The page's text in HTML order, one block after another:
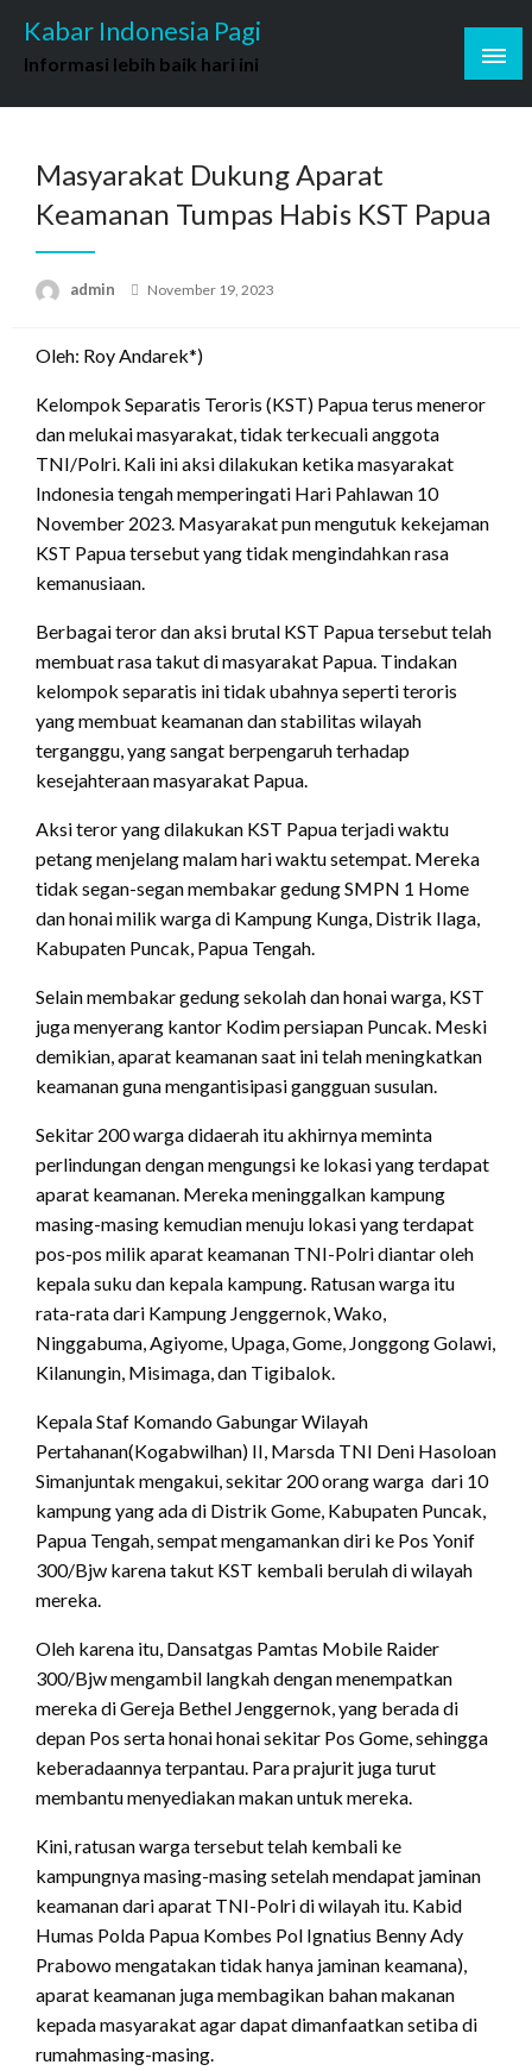
content
Kabar Indonesia Pagi
Informasi lebih baik hari ini
Masyarakat Dukung Aparat
Keamanan Tumpas Habis KST Papua
admin
Posted
November 19, 2023
Oleh: Roy Andarek*)
Kelompok Separatis Teroris (KST) Papua terus meneror
dan melukai masyarakat, tidak terkecuali anggota
TNI/Polri. Kali ini aksi dilakukan ketika masyarakat
Indonesia tengah memperingati Hari Pahlawan 10
November 2023. Masyarakat pun mengutuk kekejaman
KST Papua tersebut yang tidak mengindahkan rasa
kemanusiaan.
Berbagai teror dan aksi brutal KST Papua tersebut telah
membuat rasa takut di masyarakat Papua. Tindakan
kelompok separatis ini tidak ubahnya seperti teroris
yang membuat keamanan dan stabilitas wilayah
terganggu, yang sangat berpengaruh terhadap
kesejahteraan masyarakat Papua.
Aksi teror yang dilakukan KST Papua terjadi waktu
petang menjelang malam hari waktu setempat. Mereka
tidak segan-segan membakar gedung SMPN 1 Home
dan honai milik warga di Kampung Kunga, Distrik Ilaga,
Kabupaten Puncak, Papua Tengah.
Selain membakar gedung sekolah dan honai warga, KST
juga menyerang kantor Kodim persiapan Puncak. Meski
demikian, aparat keamanan saat ini telah meningkatkan
keamanan guna mengantisipasi gangguan susulan.
Sekitar 200 warga didaerah itu akhirnya meminta
perlindungan dengan mengungsi ke lokasi yang terdapat
aparat keamanan. Mereka meninggalkan kampung
masing-masing kemudian menuju lokasi yang terdapat
pos-pos milik aparat keamanan TNI-Polri diantar oleh
kepala suku dan kepala kampung. Ratusan warga itu
rata-rata dari Kampung Jenggernok, Wako,
Ninggabuma, Agiyome, Upaga, Gome, Jonggong Golawi,
Kilanungin, Misimaga, dan Tigibalok.
Kepala Staf Komando Gabungar Wilayah
Pertahanan(Kogabwilhan) II, Marsda TNI Deni Hasoloan
Simanjuntak mengakui, sekitar 200 orang warga dari 10
kampung yang ada di Distrik Gome, Kabupaten Puncak,
Papua Tengah, sempat mengamankan diri ke Pos Yonif
300/Bjw karena takut KST kembali berulah di wilayah
mereka.
Oleh karena itu, Dansatgas Pamtas Mobile Raider
300/Bjw mengambil langkah dengan menempatkan
mereka di Gereja Bethel Jenggernok, yang berada di
depan Pos serta honai honai sekitar Pos Gome, sehingga
keberadaannya terpantau. Para prajurit juga turut
membantu menyediakan makan untuk mereka.
Kini, ratusan warga tersebut telah kembali ke
kampungnya masing-masing setelah mendapat jaminan
keamanan dari aparat TNI-Polri di wilayah itu. Kabid
Humas Polda Papua Kombes Pol Ignatius Benny Ady
Prabowo mengatakan tidak hanya jaminan keamana),
aparat keamanan juga membagikan bahan makanan
kepada masyarakat agar dapat dimanfaatkan setiba di
rumahmasing-masing.